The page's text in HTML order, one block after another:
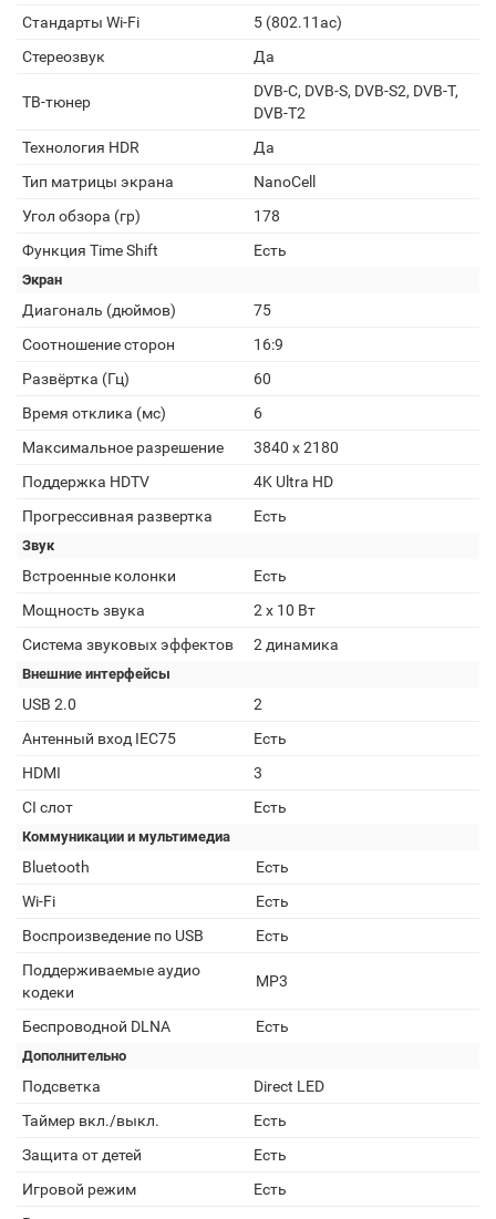
Стандарты Wi-Fi
5 (802.11ac)
Стереозвук
Да
ТВ-тюнер
DVB-C, DVB-S, DVB-S2, DVB-T,
DVB-T2
Технология HDR
Да
Тип матрицы экрана
NanoCell
Угол обзора (гр)
178
Функция Time Shift
Есть
Экран
Диагональ (дюймов)
75
Соотношение сторон
16:9
Развёртка (Гц)
60
Время отклика (мс)
6
Максимальное разрешение
3840 х 2180
Поддержка HDTV
4K Ultra HD
Прогрессивная развертка
Есть
Звук
Встроенные колонки
Есть
Мощность звука
2 x 10 Вт
Система звуковых эффектов
2 динамика
Внешние интерфейсы
USB 2.0
2
Антенный вход IEC75
Есть
HDMI
3
CI слот
Есть
Коммуникации и мультимедиа
Bluetooth
Есть
Wi-Fi
Есть
Воспроизведение по USB
Есть
Поддерживаемые аудио
кодеки
MP3
Беспроводной DLNA Есть
Дополнительно
Подсветка
Direct LED
Таймер вкл./выкл.
Есть
Защита от детей
Есть
Игровой режим
Есть